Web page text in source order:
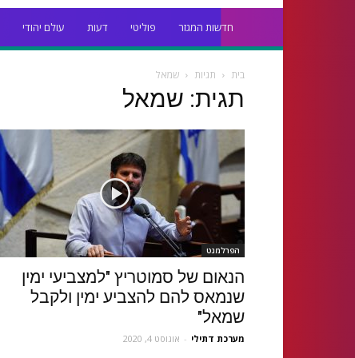
חדשות המגזר פוליטי דעות עולם יהודי
בית תגיות שמאל
תגית: שמאל
הפרלמנט
הנאום של סמוטריץ "למצביעי ימין
שנמאס להם להצביע ימין ולקבל
שמאל"
מערכת דתילי - אוגוסט 4, 2020